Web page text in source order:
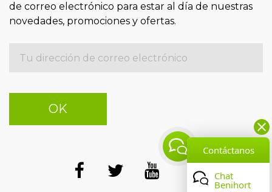
de correo electrónico para estar al día de nuestras
novedades, promociones y ofertas.
Contáctanos
Chat
Benihort